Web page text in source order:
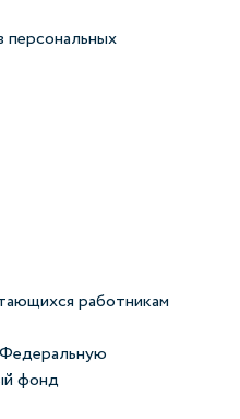
персональных
работникам
фонд